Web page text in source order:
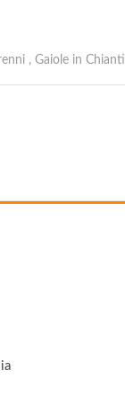
, Gaiole in Chianti